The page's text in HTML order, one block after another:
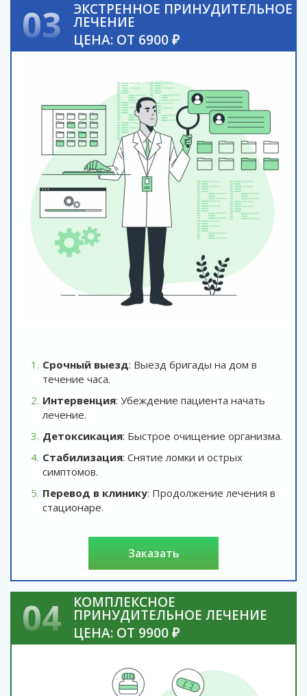
03 ЭКСТРЕННОЕ ПРИНУДИТЕЛЬНОЕ
ЛЕЧЕНИЕ
ЦЕНА: ОТ 6900 ₽
Срочный выезд: Выезд бригады на дом в
течение часа.
Интервенция: Убеждение пациента начать
лечение.
Детоксикация: Быстрое очищение организма.
Стабилизация: Снятие ломки и острых
симптомов.
Перевод в клинику: Продолжение лечения в
стационаре.
заказать
04 КОМПЛЕКСНОЕ
ПРИНУДИТЕЛЬНОЕ ЛЕЧЕНИЕ
ЦЕНА: ОТ 9900 ₽